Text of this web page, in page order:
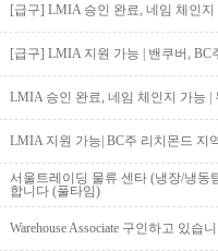
[급구] LMIA 승인 완료, 네임 체인
[급구] LMIA 지원 가능 | 밴쿠버,
LMIA 승인 완료, 네임 체인지 가능 |
LMIA 지원 가능| BC주 리치몬드 지
서울트레이딩 물류 센타 (냉장/냉동
합니다 (풀타임)
Warehouse Associate 구인하고 있습